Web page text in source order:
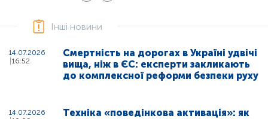
Інші новини
14.07.2026
16:52
Смертність на дорогах в Україні удвічі
вища, ніж в ЄС: експерти закликають
до комплексної реформи безпеки руху
14.07.2026
Техніка «поведінкова активація»: як